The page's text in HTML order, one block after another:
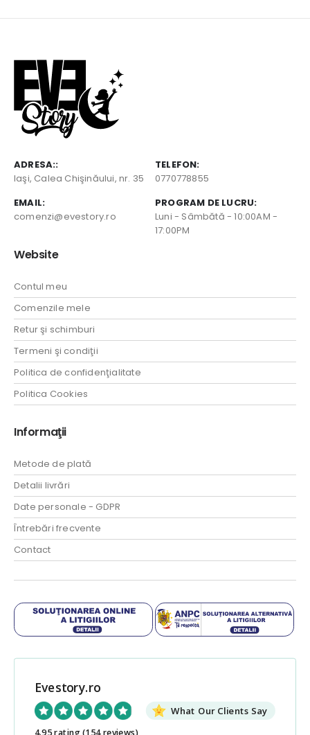
ADRESA::
Iaşi, Calea Chişinăului, nr. 35
TELEFON:
0770778855
EMAIL:
comenzi@evestory.ro
PROGRAM DE LUCRU:
Luni - Sâmbătă - 10:00AM -
17:00PM
Website
Contul meu
Comenzile mele
Retur şi schimburi
Termeni şi condiţii
Politica de confidenţialitate
Politica Cookies
Informaţii
Metode de plată
Detalii livrări
Date personale - GDPR
Întrebări frecvente
Contact
Evestory.ro
What Our Clients Say